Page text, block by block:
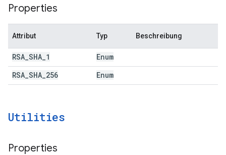
Properties
Attribut Typ Beschreibung
RSA SHA 1
Enum
RSA SHA 256 Enum
Utilities
Properties